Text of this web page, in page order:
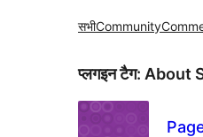
सभीCommunity
प्लगइन टैग: About